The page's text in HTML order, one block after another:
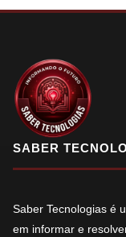
SABER
Saber Tecnologias é
em informar e